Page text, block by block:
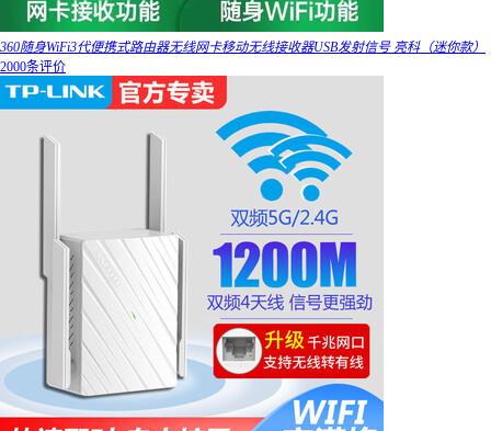
360随身WiFi3代便携式路由器无线网卡移动无线接收器USB发射信号 亮科（迷你款）
2000条评价